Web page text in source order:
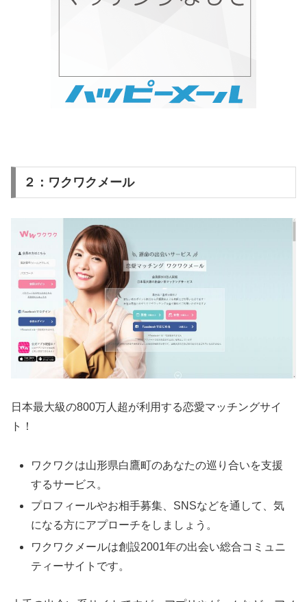
２：ワクワクメール
日本最大級の800万人超が利用する恋愛マッチングサイ
ト！
ワクワクは山形県白鷹町のあなたの巡り合いを支援
するサービス。
プロフィールやお相手募集、SNSなどを通して、気
になる方にアプローチをしましょう。
ワクワクメールは創設2001年の出会い総合コミュニ
ティーサイトです。